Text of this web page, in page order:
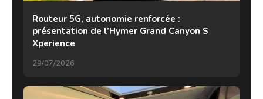
Routeur 5G, autonomie renforcée :
présentation de l’Hymer Grand Canyon S
Xperience
29/07/2026